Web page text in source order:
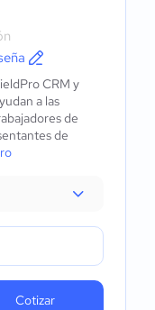
CRM y
a las
de
de
Cotizar